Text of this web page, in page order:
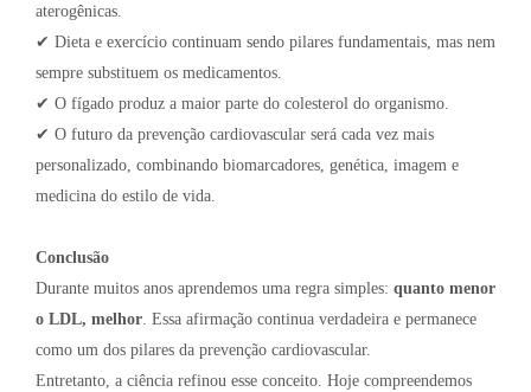
aterogênicas.
✔ Dieta e exercício continuam sendo pilares fundamentais, mas nem
sempre substituem os medicamentos.
✔ O fígado produz a maior parte do colesterol do organismo.
✔ O futuro da prevenção cardiovascular será cada vez mais
personalizado, combinando biomarcadores, genética, imagem e
medicina do estilo de vida.
Conclusão
Durante muitos anos aprendemos uma regra simples: quanto menor
o LDL, melhor . Essa afirmação continua verdadeira e permanece
como um dos pilares da prevenção cardiovascular.
Entretanto, a ciência refinou esse conceito. Hoje compreendemos